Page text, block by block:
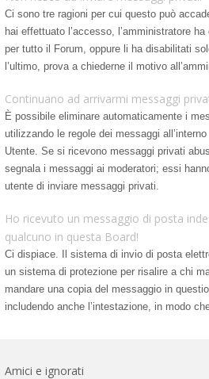
Ci sono tre ragioni per cui questo può
hai effettuato l’accesso, l’amministratore
per tutto il Forum, oppure li ha disabilitati
l’ultimo, prova a chiederne il motivo
Continuano ad arrivarmi messaggi
È possibile eliminare automaticamente i
utilizzando le regole dei messaggi
Utente. Se si ricevono messaggi privati
segnala i messaggi ai moderatori; essi
utente di inviare messaggi privati​​.
Ho ricevuto un messaggio di posta
qualcuno in questa Board!
Ci dispiace. Il sistema di invio di posta
un sistema di protezione per risalire a chi
mandare una copia del messaggio in
includendo anche l’intestazione, in modo
Amici e ignorati